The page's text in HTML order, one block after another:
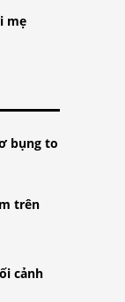
mẹ
bụng to
trên
cảnh